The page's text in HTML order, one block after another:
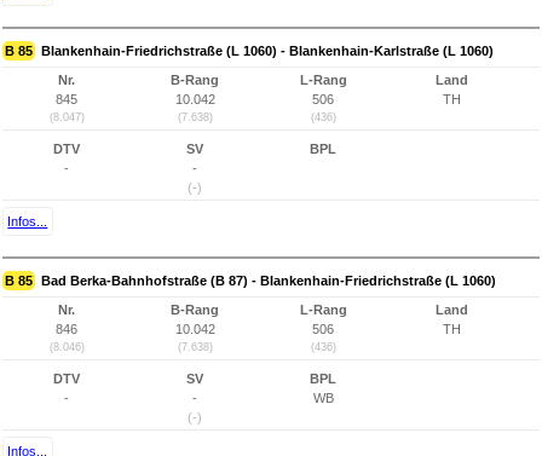
B 85 Blankenhain-Friedrichstraße (L 1060) - Blankenhain-Karlstraße (L 1060)
Nr.
845
(8.047)
B-Rang
10.042
(7.638)
L-Rang
506
(436)
Land
TH
DTV
-
SV
-
(-)
BPL
Infos...
B 85 Bad Berka-Bahnhofstraße (B 87) - Blankenhain-Friedrichstraße (L 1060)
Nr.
846
(8.046)
B-Rang
10.042
(7.638)
L-Rang
506
(436)
Land
TH
DTV
-
SV
-
(-)
BPL
WB
Infos...